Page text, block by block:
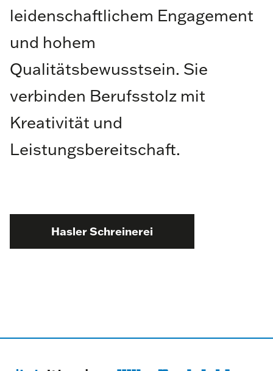
leidenschaftlichem Engagement
und hohem
Qualitätsbewusstsein. Sie
verbinden Berufsstolz mit
Kreativität und
Leistungsbereitschaft.
Hasler Schreinerei